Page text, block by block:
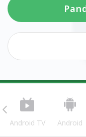
Android
Android TV